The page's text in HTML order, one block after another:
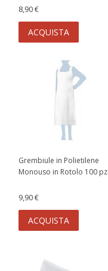
8,90 €
ACQUISTA
Grembiule in Polietilene
Monouso in Rotolo 100 pz
9,90 €
ACQUISTA